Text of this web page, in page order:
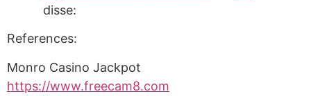
disse:
References:
Monro Casino Jackpot
https://www.freecam8.com